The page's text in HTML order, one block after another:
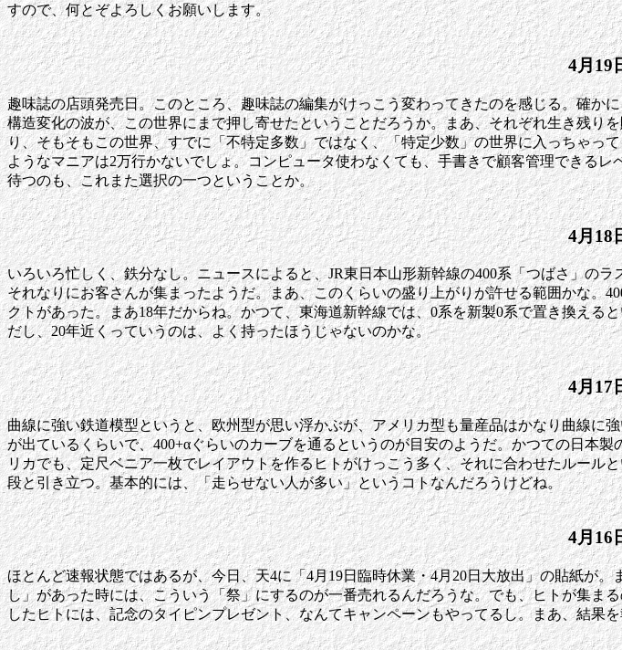
すので、何とぞよろしくお願いします。
4月19
趣味誌の店頭発売日。このところ、趣味誌の編集がけっこう変わってきたのを感じる。確
構造変化の波が、この世界にまで押し寄せたということだろうか。まあ、それぞれ生き残
り、そもそもこの世界、すでに「不特定多数」ではなく、「特定少数」の世界に入っちゃ
ようなマニアは2万行かないでしょ。コンピュータ使わなくても、手書きで顧客管理できる
待つのも、これまた選択の一つということか。
4月18
いろいろ忙しく、鉄分なし。ニュースによると、JR東日本山形新幹線の400系「つばさ」の
それなりにお客さんが集まったようだ。まあ、このくらいの盛り上がりが許せる範囲かな。
クトがあった。まあ18年だからね。かつて、東海道新幹線では、0系を新製0系で置き換え
だし、20年近くっていうのは、よく持ったほうじゃないのかな。
4月17
曲線に強い鉄道模型というと、欧州型が思い浮かぶが、アメリカ型も量産品はかなり曲線に
が出ているくらいで、400+αぐらいのカーブを通るというのが目安のようだ。かつての日本
リカでも、定尺ベニア一枚でレイアウトを作るヒトがけっこう多く、それに合わせたルール
段と引き立つ。基本的には、「走らせない人が多い」というコトなんだろうけどね。
4月16
ほとんど速報状態ではあるが、今日、天4に「4月19日臨時休業・4月20日大放出」の貼紙が
し」があった時には、こういう「祭」にするのが一番売れるんだろうな。でも、ヒトが集ま
したヒトには、記念のタイピンプレゼント、なんてキャンペーンもやってるし。まあ、結果